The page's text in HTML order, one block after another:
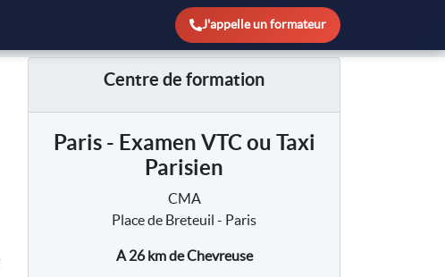
J'appelle un formateur
Centre de formation
Paris - Examen VTC ou Taxi
Parisien
CMA
Place de Breteuil - Paris
A 26 kmde Chevreuse